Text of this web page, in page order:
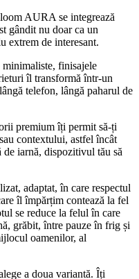
AURA se integrează
gândit nu doar ca un
extrem de interesant.
finisajele
îl transformă într-un
telefon, lângă paharul de
premium îți permit să-ți
contextului, astfel încât
iarnă, dispozitivul tău să
adaptat, în care respectul
îl împărțim contează la fel
se reduce la felul în care
grăbit, între pauze în frig și
oamenilor, al
a doua variantă. Îți